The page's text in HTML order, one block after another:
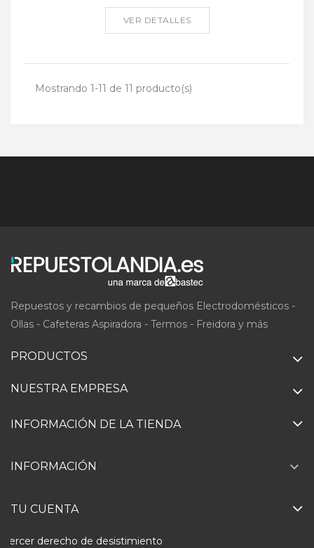
VER DETALLES
Mostrando 1-11 de 11 producto(s)
Repuestos y recambios de pequeños Electrodomésticos -
Ollas - Cafeteras Aspiradora - Termos - Freidora y más
PRODUCTOS
NUESTRA EMPRESA
INFORMACIÓN DE LA TIENDA
INFORMACIÓN 
TU CUENTA
Ejercer derecho de desistimiento